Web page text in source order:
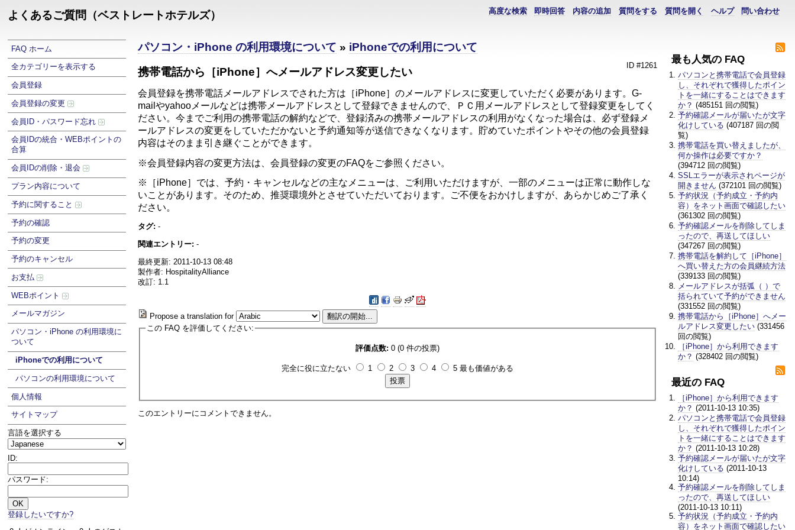
よくあるご質問（ベストレートホテルズ） 問い合わせ
ヘルプ
質問を開く
質問をする
内容の追加
即時回答
高度な検索
FAQ ホーム
全カテゴリーを表示する
会員登録
会員登録の変更
会員ID・パスワード忘れ
会員IDの統合・WEBポイントの
合算
会員IDの削除・退会
プラン内容について
予約に関すること
予約の確認
予約の変更
予約のキャンセル
お支払
WEBポイント
メールマガジン
パソコン・iPhone の利用環境に
ついて
iPhoneでの利用について
パソコンの利用環境について
個人情報
サイトマップ
言語を選択する
ID:
パスワード:
登録したいですか?
最も人気の FAQ
パソコンと携帯電話で会員登録
し、それぞれで獲得したポイン
トを一緒にすることはできます
か？ (485151 回の閲覧)
予約確認メールが届いたが文字
化けしている (407187 回の閲
覧)
携帯電話を買い替えましたが、
何か操作は必要ですか？
(394712 回の閲覧)
SSLエラーが表示されページが
開きません (372101 回の閲覧)
予約状況（予約成立・予約内
容）をネット画面で確認したい
(361302 回の閲覧)
予約確認メールを削除してしま
ったので、再送してほしい
(347267 回の閲覧)
携帯電話を解約して［iPhone］
へ買い替えた方の会員継続方法
(339133 回の閲覧)
メールアドレスが括弧（ ）で
括られていて予約ができません
(331552 回の閲覧)
携帯電話から［iPhone］へメー
ルアドレス変更したい (331456
回の閲覧)
［iPhone］から利用できます
か？ (328402 回の閲覧)
最近の FAQ
［iPhone］から利用できます
か？ (2011-10-13 10:35)
パソコンと携帯電話で会員登録
し、それぞれで獲得したポイン
トを一緒にすることはできます
か？ (2011-10-13 10:28)
予約確認メールが届いたが文字
化けしている (2011-10-13
10:14)
予約確認メールを削除してしま
ったので、再送してほしい
(2011-10-13 10:11)
予約状況（予約成立・予約内
容）をネット画面で確認したい
パソコン・iPhone の利用環境について » iPhoneでの利用について
ID #1261
携帯電話から［iPhone］へメールアドレス変更したい
会員登録を携帯電話メールアドレスでされた方は［iPhone］のメールアドレスに変更していただく必要があります。G-
mailやyahooメールなどは携帯メールアドレスとして登録できませんので、ＰＣ用メールアドレスとして登録変更をしてく
ださい。今までご利用の携帯電話の解約などで、登録済みの携帯メールアドレスの利用がなくなった場合は、必ず登録メ
ールアドレスの変更をしていただかないと予約通知等が送信できなくなります。貯めていたポイントやその他の会員登録
内容はそのまま引き継ぐことができます。
※会員登録内容の変更方法は、会員登録の変更のFAQをご参照ください。
※［iPhone］では、予約・キャンセルなどの主なメニューは、ご利用いただけますが、一部のメニューは正常に動作しな
いことがあります。そのため、推奨環境外とさせていただいております。ご不便をおかけしますが、あらかじめご了承く
ださい。
タグ: -
関連エントリー: -
最終更新: 2011-10-13 08:48
製作者: HospitalityAlliance
改訂: 1.1
Propose a translation for
この FAQ を評価してください:
評価点数: 0 (0 件の投票)
完全に役に立たない 1 2 3 4 5 最も価値がある
このエントリーにコメントできません。